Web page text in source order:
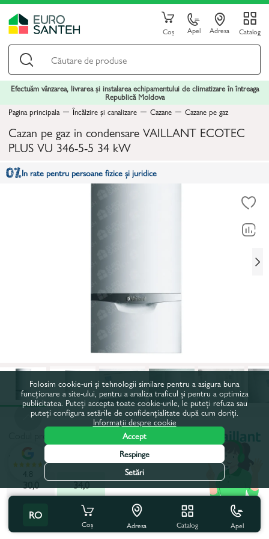
Coș Apel Adresa Catalog
Efectuăm vânzarea, livrarea și instalarea echipamentului de climatizare în întreaga
Republică Moldova
Pagina principala
Încălzire și canalizare Cazane Cazane pe gaz
Cazan pe gaz in condensare VAILLANT ECOTEC
PLUS VU 346-5-5 34 kW
In rate pentru persoane fizice și juridice
Putere, kW:
30,0
34,0
Toate caracteristicile
Cu acest produs se cumpără
RO
Coș Adresa Catalog Apel
4.8
Folosim cookie-uri și tehnologii similare pentru a asigura buna
funcționare a site-ului, pentru a analiza traficul și pentru a optimiza
publicitatea. Puteți accepta toate cookie-urile, le puteți refuza sau
puteți configura setările de confidențialitate după cum doriți.
Informații despre cookie
Accept
Respinge
Setări